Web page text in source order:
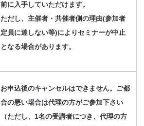
前に入手していただけます。
ただし、主催者・共催者側の理由(参加者
定員に達しない等)によりセミナーが中止
となる場合があります。
お申込後のキャンセルはできません。ご都
合の悪い場合は代理の方がご参加下さい
（ただし、1名の受講者につき、代理の方